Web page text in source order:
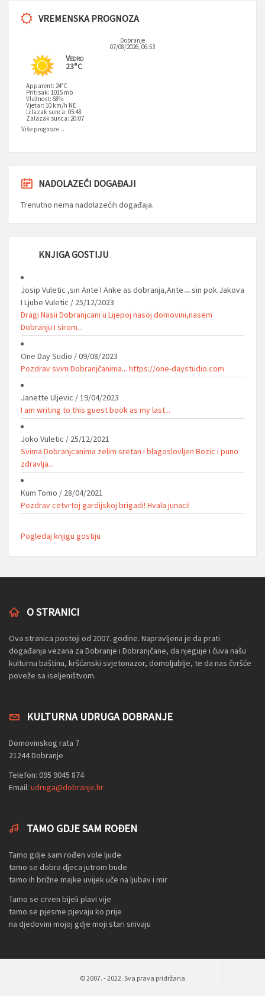
VREMENSKA PROGNOZA
Dobranje
07/08/2026, 06:53
Vedro
23°C
Apparent: 24°C
Pritisak: 1015 mb
Vlažnost: 68%
Vjetar: 10 km/h NE
Izlazak sunca: 05:48
Zalazak sunca: 20:07
Više prognoze...
NADOLAZEĆI DOGAĐAJI
Trenutno nema nadolazećih događaja.
KNJIGA GOSTIJU
Josip Vuletic ,sin Ante I Anke as dobranja,Anteㅡsin pok.Jakova
I Ljube Vuletic / 25/12/2023
Dragi Nasii Dobranjcani u Lijepoj nasoj domovini,nasem
Dobranju I sirom...
One Day Sudio /09/08/2023
Pozdrav svim Dobranjčanima... https://one-daystudio.com
Janette Uljevic /19/04/2023
I am writing to this guest book as my last...
Joko Vuletic / 25/12/2021
Svima Dobranjcanima zelim sretan i blagoslovljen Bozic i puno
zdravlja...
Kum Tomo / 28/04/2021
Pozdrav cetvrtoj gardijskoj brigadi! Hvala junaci!
Pogledaj knjigu gostiju
O STRANICI
Ova stranica postoji od 2007. godine. Napravljena je da prati
događanja vezana za Dobranje i Dobranjčane, da njeguje i čuva našu
kulturnu baštinu, kršćanski svjetonazor, domoljublje, te da nas čvršće
poveže sa iseljeništvom.
KULTURNA UDRUGA DOBRANJE
Domovinskog rata 7
21244 Dobranje
Telefon: 095 9045 874
Email: udruga@dobranje.hr
TAMO GDJE SAM ROĐEN
Tamo gdje sam rođen vole ljude
tamo se dobra djeca jutrom bude
tamo ih brižne majke uvijek uče na ljubav i mir
Tamo se crven bijeli plavi vije
tamo se pjesme pjevaju ko prije
na djedovini mojoj gdje moji stari snivaju
© 2007. - 2022. Sva prava pridržana